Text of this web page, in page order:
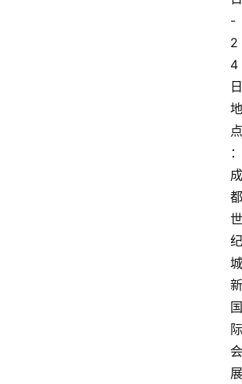
-
2
4
日
地
点
：
成
都
世
纪
城
新
国
际
会
展